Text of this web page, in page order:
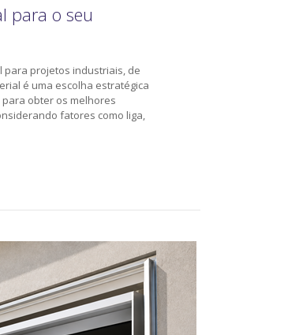
para o seu
para projetos industriais, de
é uma escolha estratégica
obter os melhores
fatores como liga,